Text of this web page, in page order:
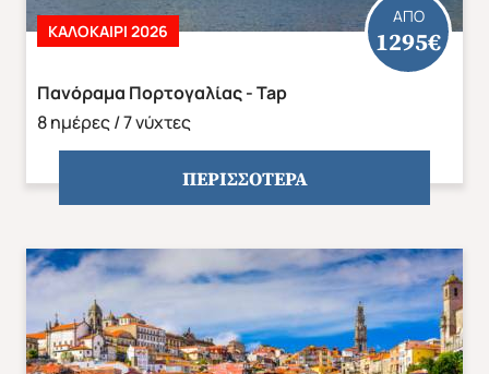
Φθινόπωρο 2026 Mika's Exclusive Groups
Πανόραμα Πορτογαλίας - Tap
8 ημέρες / 7 νύχτες
ΑΠΟ
1295€
ΚΑΛΟΚΑΊΡΙ 2026
ΠΕΡΙΣΣΟΤΕΡΑ